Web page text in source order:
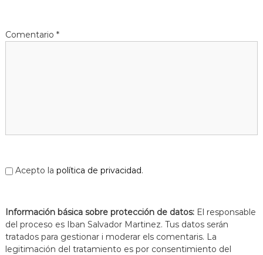
Comentario *
Acepto la política de privacidad.
Información básica sobre protección de datos: El responsable
del proceso es Iban Salvador Martinez. Tus datos serán
tratados para gestionar i moderar els comentaris. La
legitimación del tratamiento es por consentimiento del